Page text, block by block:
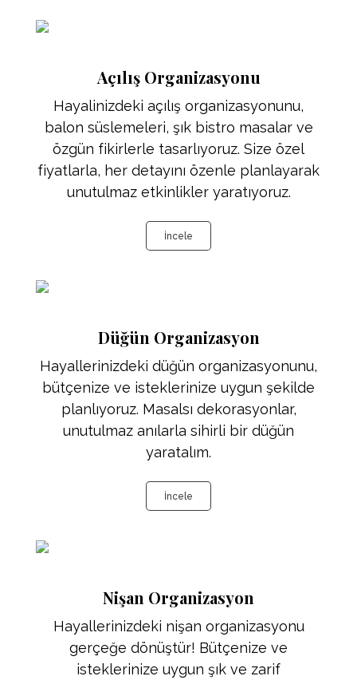
Açılış Organizasyonu
Hayalinizdeki açılış organizasyonunu,
balon süslemeleri, şık bistro masalar ve
özgün fikirlerle tasarlıyoruz. Size özel
fiyatlarla, her detayını özenle planlayarak
unutulmaz etkinlikler yaratıyoruz.
İncele
Düğün Organizasyon
Hayallerinizdeki düğün organizasyonunu,
bütçenize ve isteklerinize uygun şekilde
planlıyoruz. Masalsı dekorasyonlar,
unutulmaz anılarla sihirli bir düğün
yaratalım.
İncele
Nişan Organizasyon
Hayallerinizdeki nişan organizasyonu
gerçeğe dönüştür! Bütçenize ve
isteklerinize uygun şık ve zarif